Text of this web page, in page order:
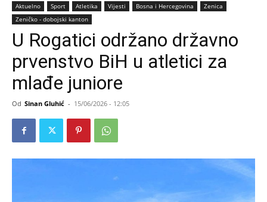
Aktuelno Sport Atletika Vijesti Bosna i Hercegovina
Zenica
Zeničko - dobojski kanton
U Rogatici održano državno
prvenstvo BiH u atletici za
mlađe juniore
Od Sinan Gluhić - 15/06/2026 - 12:05